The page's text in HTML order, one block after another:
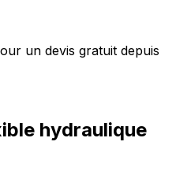
un devis gratuit depuis
hydraulique